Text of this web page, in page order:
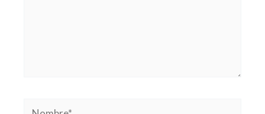
Nombre*